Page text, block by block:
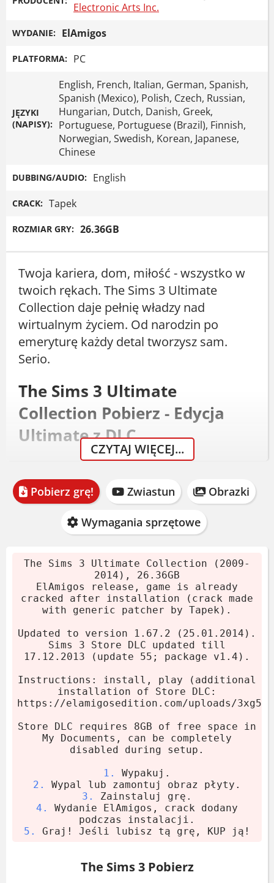
Electronic Arts Inc.
WYDANIE: ElAmigos
PLATFORMA: PC
JĘZYKI
(NAPISY):
English, French, Italian, German, Spanish,
Spanish (Mexico), Polish, Czech, Russian,
Hungarian, Dutch, Danish, Greek,
Portuguese, Portuguese (Brazil), Finnish,
Norwegian, Swedish, Korean, Japanese,
Chinese
DUBBING/AUDIO: English
CRACK: Tapek
ROZMIAR GRY: 26.36GB
Twoja kariera, dom, miłość - wszystko w
twoich rękach. The Sims 3 Ultimate
Collection daje pełnię władzy nad
wirtualnym życiem. Od narodzin po
emeryturę każdy detal tworzysz sam.
Serio.
The Sims 3 Ultimate
Collection Pobierz - Edycja
Ultimate z DLC
The Sims 3 Ultimate Collection to
kompletny pakiet od ElAmigos. Wersja
1.67.2 ze wszystkimi dodatkami i Store
DLC do grudnia 2013. Rozmiar archiwum
to 26.36 GB. Warto przygotować sporo
Pobierz archiwum.
Wypakuj 7-Zipem lub WinRARem.
Zamontuj obraz płyty.
Uruchom instalator - crack dodaje się
sam.
I tyle. Graj i baw się dobrze.
Store DLC można wyłączyć podczas
instalacji. Wymaga dodatkowych 8 GB w
Wymagania systemowe
System: Windows XP SP2/Vista SP1
Procesor: Pentium 4 2.4 GHz
RAM:1.5 GB
Karta graficzna:256 MB VRAM
CZYTAJ WIĘCEJ...
Pobierz grę! Zwiastun Obrazki
Wymagania sprzętowe
The Sims 3 Ultimate Collection (2009-
2014), 26.36GB
ElAmigos release, game is already
cracked after installation (crack made
with generic patcher by Tapek).
Updated to version 1.67.2 (25.01.2014).
Sims 3 Store DLC updated till
17.12.2013 (update 55; package v1.4).
Instructions: install, play (additional
installation of Store DLC:
https://elamigosedition.com/uploads/
Store DLC requires 8GB of free space in
My Documents, can be completely
disabled during setup.
1.
2.
3.
4.
Wydanie ElAmigos, crack dodany
5.
Graj! Jeśli lubisz tą grę, KUP ją!
The Sims 3 Pobierz